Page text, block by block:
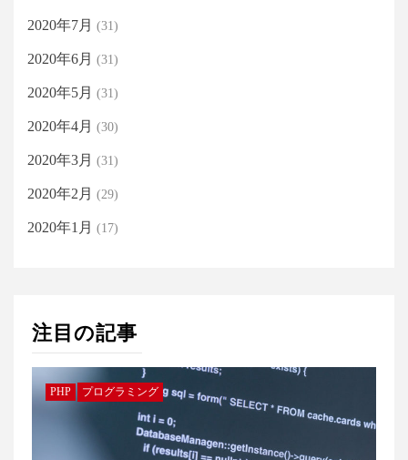
2020年7月 (31)
2020年6月 (31)
2020年5月 (31)
2020年4月 (30)
2020年3月 (31)
2020年2月 (29)
2020年1月 (17)
注目の記事
PHP プログラミング